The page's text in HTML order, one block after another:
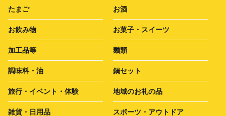
たまご お酒
お飲み物 お菓子・スイーツ
加工品等 麺類
調味料・油 鍋セット
旅行・イベント・体験 地域のお礼の品
雑貨・日用品 スポーツ・アウトドア